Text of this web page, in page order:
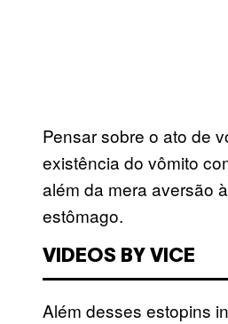
Pensar sobre o ato de
existência do vômito
além da mera aversão
estômago.
VIDEOS BY VICE
Além desses estopins